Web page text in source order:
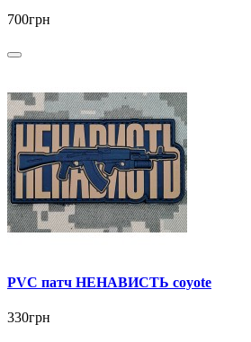
700грн
PVC патч НЕНАВИСТЬ coyote
330грн